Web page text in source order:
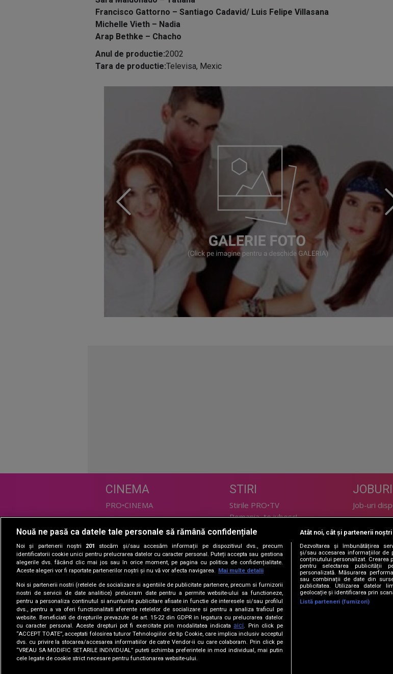
Francisco Gattorno – Santiago Cadavid/ Luis Felipe Villasana
Michelle Vieth – Nadia
Arap Bethke – Chacho
Anul de productie:2002
Tara de productie:Televisa, Mexic
CINEMA
PRO•CINEMA
DIVERTISMENT
PRO•TV
Romanii au talent
Vocea Romaniei
Las Fierbinti
La Maruta
Apropo TV
STIRI
Stirile PRO•TV
Romania, te iubesc!
TEHNOLOGIE
I Like IT
SPORT
Sport.ro
PRO•ARENA
Job-uri
Doctor de
Acasă
Acasă Gold
Perfecte
DeBarbati
Nouă ne pasă ca datele tale personale să rămână confidențiale
Noi și partenerii noștri 201
stocăm și/sau accesăm informații pe dispozitivul dvs., precum
identificatorii cookie unici pentru prelucrarea datelor cu caracter personal. Puteți accepta sau gestiona
alegerile dvs. făcând clic mai jos sau în orice moment, pe pagina cu politica de confidențialitate.
Aceste alegeri vor fi raportate partenerilor noștri și nu vă vor afecta navigarea.
Mai multe detalii
Noi si partenerii nostri (retelele de socializare si agentiile de publicitate partenere, precum si furnizorii
nostri de servicii de date analitice) prelucram date pentru a permite website-ului sa functioneze,
pentru a personaliza continutul si anunturile publicitare afisate in functie de interesele si/sau profilul
dvs., pentru a va oferi functionalitati aferente retelelor de socializare si pentru a analiza traficul pe
website. Beneficiati de drepturile prevazute de art. 15-22 din GDPR in legatura cu prelucrarea datelor
cu caracter personal. Aceste drepturi pot fi exercitate prin modalitatea indicata aici. Prin click pe
“ACCEPT TOATE”, acceptati folosirea tuturor Tehnologiilor de tip Cookie, care implica inclusiv acceptul
dvs. cu privire la stocarea/accesarea informatiilor de catre Vendor-ii cu care colaboram. Prin click pe
“VREAU SA MODIFIC SETARILE INDIVIDUAL” puteti schimba preferintele in mod individual, mai putin
cele legate de cookie strict necesare pentru functionarea website-ului.
Atât noi, cât și partenerii
Dezvoltarea și îmbunătățirea
și/sau accesarea informațiilor de
conținutului personalizat. Crearea
pentru selectarea publicității
personalizată. Măsurarea
sau combinații de date din
publicitatea. Utilizarea datelor
geolocație și identificarea prin
Listă parteneri (furnizori)